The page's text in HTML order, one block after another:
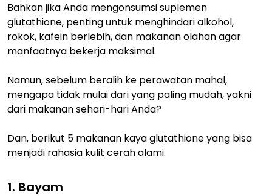
Bahkan jika Anda mengonsumsi suplemen
glutathione, penting untuk menghindari alkohol,
rokok, kafein berlebih, dan makanan olahan agar
manfaatnya bekerja maksimal.
Namun, sebelum beralih ke perawatan mahal,
mengapa tidak mulai dari yang paling mudah, yakni
dari makanan sehari-hari Anda?
Dan, berikut 5 makanan kaya glutathione yang bisa
menjadi rahasia kulit cerah alami.
1. Bayam